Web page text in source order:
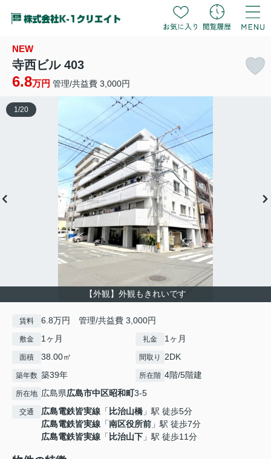
NEW
寺西ビル 403
6.8万円 管理/共益費 3,000円
【外観】外観もきれいです
1 /20
賃料 6.8万円 管理/共益費 3,000円
敷金 1ヶ月 礼金 1ヶ月
面積 38.00㎡ 間取り 2DK
築年数 築39年 所在階 4階/5階建
所在地 広島県広島市中区昭和町3-5
交通 広島電鉄皆実線 「 比治山橋 」駅 徒歩5分
広島電鉄皆実線 「南区役所前 」駅 徒歩7分
広島電鉄皆実線 「 比治山下 」駅 徒歩11分